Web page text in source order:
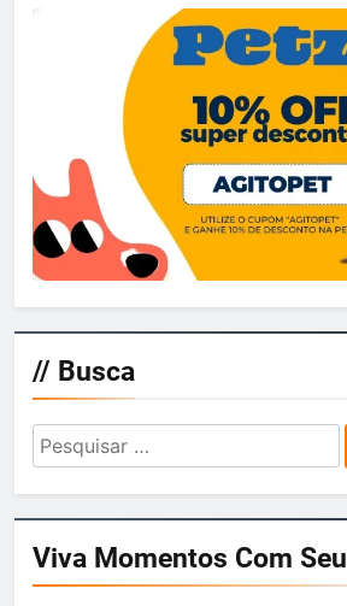
// Busca
Pesquisar
por:
Viva Momentos Com Seu